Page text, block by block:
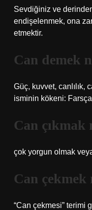
Sevdiğiniz ve
endişelenmek, ona
etmektir.
Can demek
Güç, kuvvet, canlılık,
isminin kökeni:
Can çıkmak
çok yorgun olmak
Can çekmek
“Can çekmesi” terimi